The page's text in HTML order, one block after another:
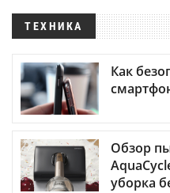
ТЕХНИКА
Как
Обзор
уборка